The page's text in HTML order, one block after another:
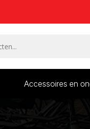
Accessoires en